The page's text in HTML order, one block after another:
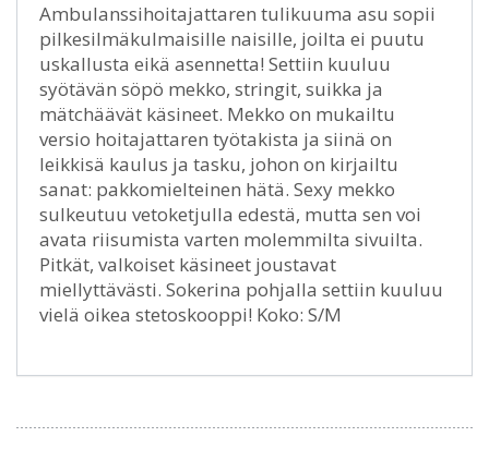
Ambulanssihoitajattaren tulikuuma asu sopii
pilkesilmäkulmaisille naisille, joilta ei puutu
uskallusta eikä asennetta! Settiin kuuluu
syötävän söpö mekko, stringit, suikka ja
mätchäävät käsineet. Mekko on mukailtu
versio hoitajattaren työtakista ja siinä on
leikkisä kaulus ja tasku, johon on kirjailtu
sanat: pakkomielteinen hätä. Sexy mekko
sulkeutuu vetoketjulla edestä, mutta sen voi
avata riisumista varten molemmilta sivuilta.
Pitkät, valkoiset käsineet joustavat
miellyttävästi. Sokerina pohjalla settiin kuuluu
vielä oikea stetoskooppi! Koko: S/M